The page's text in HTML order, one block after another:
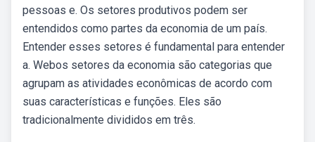
pessoas e. Os setores produtivos podem ser
entendidos como partes da economia de um país.
Entender esses setores é fundamental para entender
a. Webos setores da economia são categorias que
agrupam as atividades econômicas de acordo com
suas características e funções. Eles são
tradicionalmente divididos em três.